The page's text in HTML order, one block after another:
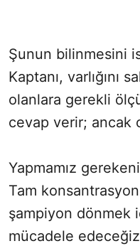
Şunun bilinmesini
Kaptanı, varlığını
olanlara gerekli
cevap verir; ancak
Yapmamız
Tam
şampiyon dönmek
mücadele